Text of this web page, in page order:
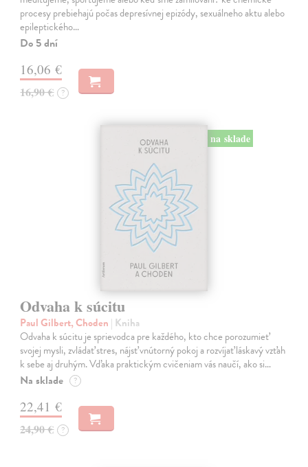
procesy prebiehajú počas depresívnej epizódy, sexuálneho aktu alebo
epileptického…
Do 5 dní
16,06 €
16,90 € ?
na sklade
Odvaha k súcitu
Paul Gilbert, Choden | Kniha
Odvaha k súcitu je sprievodca pre každého, kto chce porozumieť
svojej mysli, zvládať stres, nájsť vnútorný pokoj a rozvíjať láskavý vzťah
k sebe aj druhým. Vďaka praktickým cvičeniam vás naučí, ako si…
Na sklade ?
22,41 €
24,90 € ?